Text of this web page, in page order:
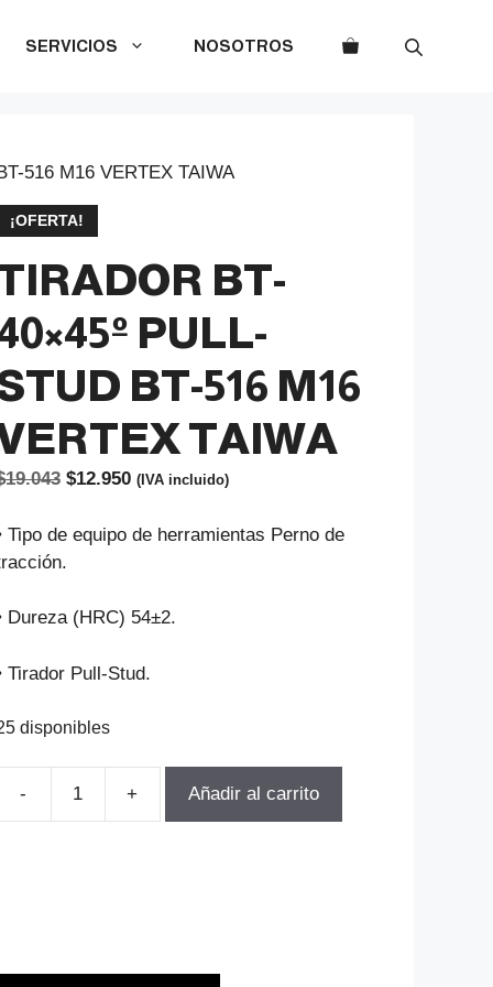
SERVICIOS NOSOTROS
516 M16 VERTEX TAIWA
¡OFERTA!
BT-
PULL-
BT-516 M16
TAIWA
19.043 El
original
$12.950El
actual
(IVA incluido)
Tipo de equipo de herramientas Perno de
Dureza (HRC) 54±2.
Tirador Pull-Stud.
disponibles
-
TIRADOR
+ Añadir al carrito